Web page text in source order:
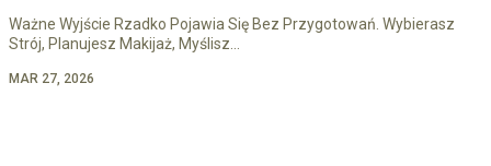
Ważne Wyjście Rzadko Pojawia Się Bez Przygotowań. Wybierasz
Strój, Planujesz Makijaż, Myślisz…
MAR 27, 2026